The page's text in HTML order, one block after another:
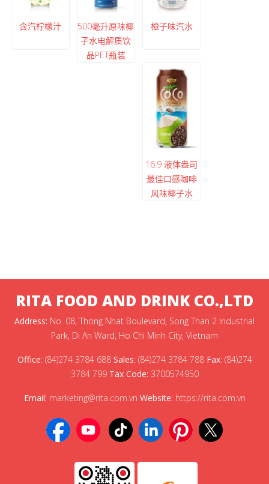
含汽柠檬汁
500毫升原味椰
子水电解质饮
品PET瓶装
橙子味汽水
16.9 液体盎司
最佳口感咖啡
风味椰子水
RITA FOOD AND DRINK CO.,LTD
Address: No. 08, Thong Nhat Boulevard, Song Than 2 Industrial
Park, Di An Ward, Ho Chi Minh City, Vietnam
Office: (84)274 3784 688 Sales: (84)274 3784 788 Fax: (84)274
3784 799 Tax Code: 3700574950
Email: marketing@rita.com.vn Website: https://rita.com.vn